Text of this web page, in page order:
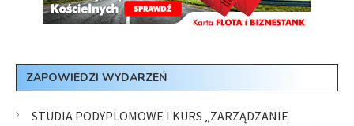
ZAPOWIEDZI WYDARZEŃ
STUDIA PODYPLOMOWE I KURS „ZARZĄDZANIE